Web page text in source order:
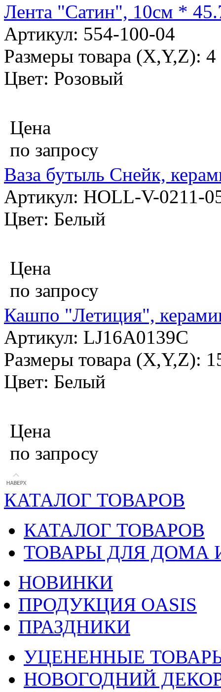
Лента "Сатин", 10см *
Артикул: 554-100-04
Размеры товара (X,Y,Z):
Цвет: Розовый
Цена
по запросу
Ваза бутыль Снейк,
Артикул: HOLL-V-0211-
Цвет: Белый
Цена
по запросу
Кашпо "Летиция",
Артикул: LJ16A0139C
Размеры товара (X,Y,Z):
Цвет: Белый
Цена
по запросу
КАТАЛОГ ТОВАРОВ
КАТАЛОГ ТОВАРОВ
ТОВАРЫ ДЛЯ ДОМА
НОВИНКИ
ПРОДУКЦИЯ OASIS
ПРАЗДНИКИ
УЦЕНЕННЫЕ
НОВОГОДНИЙ